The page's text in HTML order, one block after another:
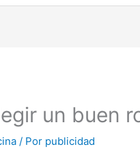
un buen
/ Por publicidad